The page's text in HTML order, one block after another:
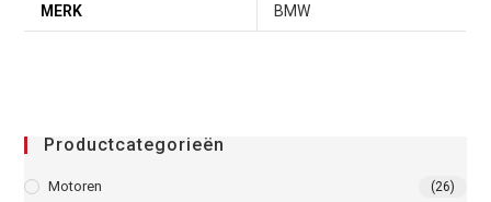
MERK BMW
Productcategorieën
Motoren (26)